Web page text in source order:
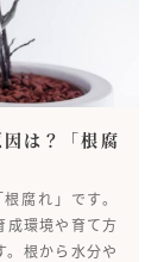
は？「根腐
腐れ」です。
成環境や育て方
。根から水分や